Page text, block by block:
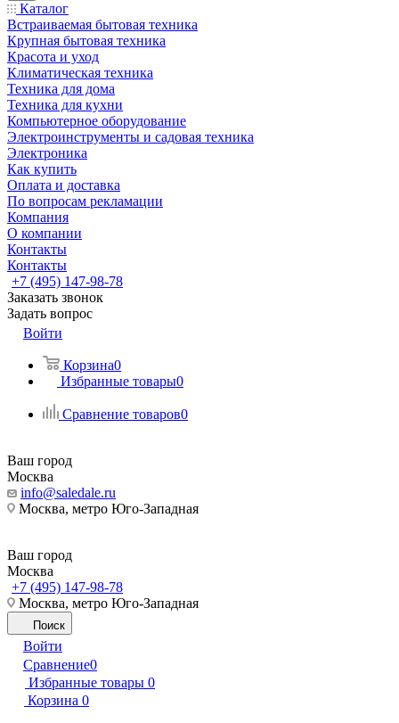
Каталог
Встраиваемая бытовая техника
Крупная бытовая техника
Красота и уход
Климатическая техника
Техника для дома
Техника для кухни
Компьютерное оборудование
Электроинструменты и садовая техника
Электроника
Как купить
Оплата и доставка
По вопросам рекламации
Компания
О компании
Контакты
Контакты
+7 (495) 147-98-78
Заказать звонок
Задать вопрос
Войти
Корзина0
Избранные товары0
Сравнение товаров0
Ваш город
Москва
info@saledale.ru
Москва, метро Юго-Западная
Ваш город
Москва
+7 (495) 147-98-78
Москва, метро Юго-Западная
Поиск
Войти
Сравнение0
Избранные товары 0
Корзина 0